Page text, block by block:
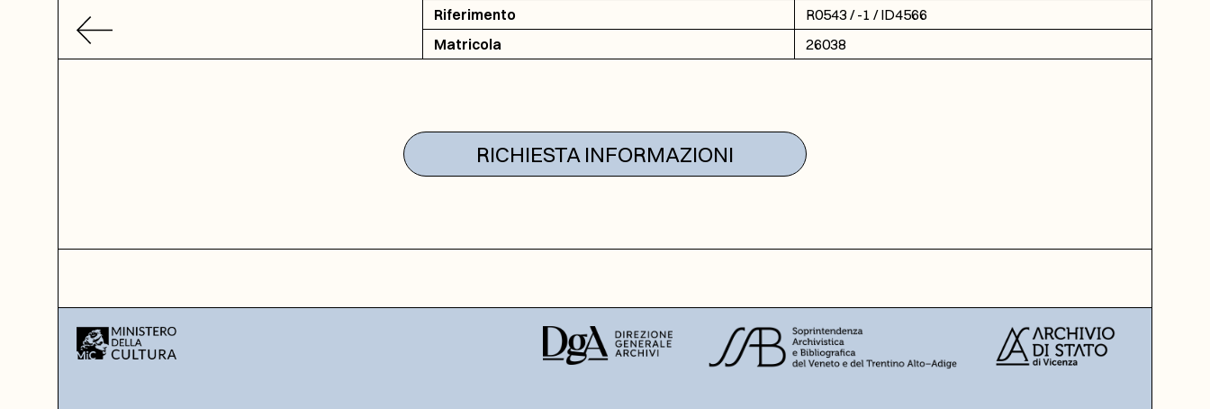
Riferimento
R0543 / -1 / ID4566
Matricola
26038
RICHIESTA INFORMAZIONI